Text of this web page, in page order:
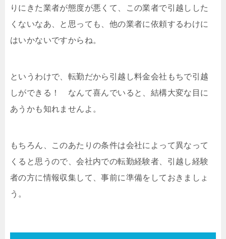
りにきた業者が態度が悪くて、この業者で引越しした
くないなあ、と思っても、他の業者に依頼するわけに
はいかないですからね。
というわけで、転勤だから引越し料金会社もちで引越
しができる！ なんて喜んでいると、結構大変な目に
あうかも知れませんよ。
もちろん、このあたりの条件は会社によって異なって
くると思うので、会社内での転勤経験者、引越し経験
者の方に情報収集して、事前に準備をしておきましょ
う。